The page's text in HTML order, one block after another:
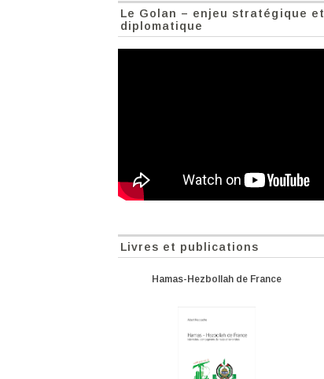
Le Golan – enjeu stratégique et
diplomatique
Livres et publications
Hamas-Hezbollah de France